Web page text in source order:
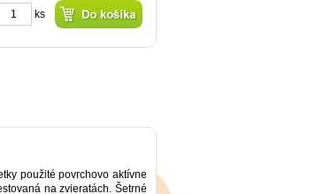
ks
použité povrchovo aktívne
na zvieratách. Šetrné